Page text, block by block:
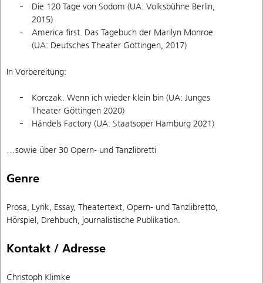
Die 120 Tage von Sodom (UA: Volksbühne Berlin,
2015)
America first. Das Tagebuch der Marilyn Monroe
(UA: Deutsches Theater Göttingen, 2017)
In Vorbereitung:
Korczak. Wenn ich wieder klein bin (UA: Junges
Theater Göttingen 2020)
Händels Factory (UA: Staatsoper Hamburg 2021)
…sowie über 30 Opern- und Tanzlibretti
Genre
Prosa, Lyrik, Essay, Theatertext, Opern- und Tanzlibretto,
Hörspiel, Drehbuch, journalistische Publikation.
Kontakt / Adresse
Christoph Klimke